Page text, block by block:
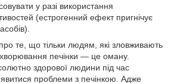
у разі використання
(естрогенний ефект пригнічує
те, що тільки людям, які зловживають
печінки — це оману.
здорової людини під час
проблеми з печінкою. Адже